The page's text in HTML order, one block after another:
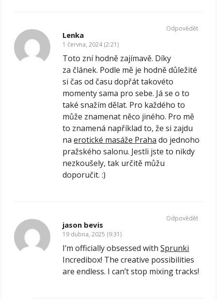
Lenka
1 června, 2024 (2:21)
Toto zní hodně zajímavě. Díky
za článek. Podle mě je hodně důležité
si čas od času dopřát takovéto
momenty sama pro sebe. Já se o to
také snažím dělat. Pro každého to
může znamenat něco jiného. Pro mě
to znamená například to, že si zajdu
naerotické masáže Praha do jednoho
pražského salonu. Jestli jste to nikdy
nezkoušely, tak určitě můžu
doporučit. :)
Odpovědět
jason bevis
19 dubna, 2025 (9:31)
I’m officially obsessed withSprunki
Incredibox! The creative possibilities
are endless. I can’t stop mixing tracks!
Odpovědět